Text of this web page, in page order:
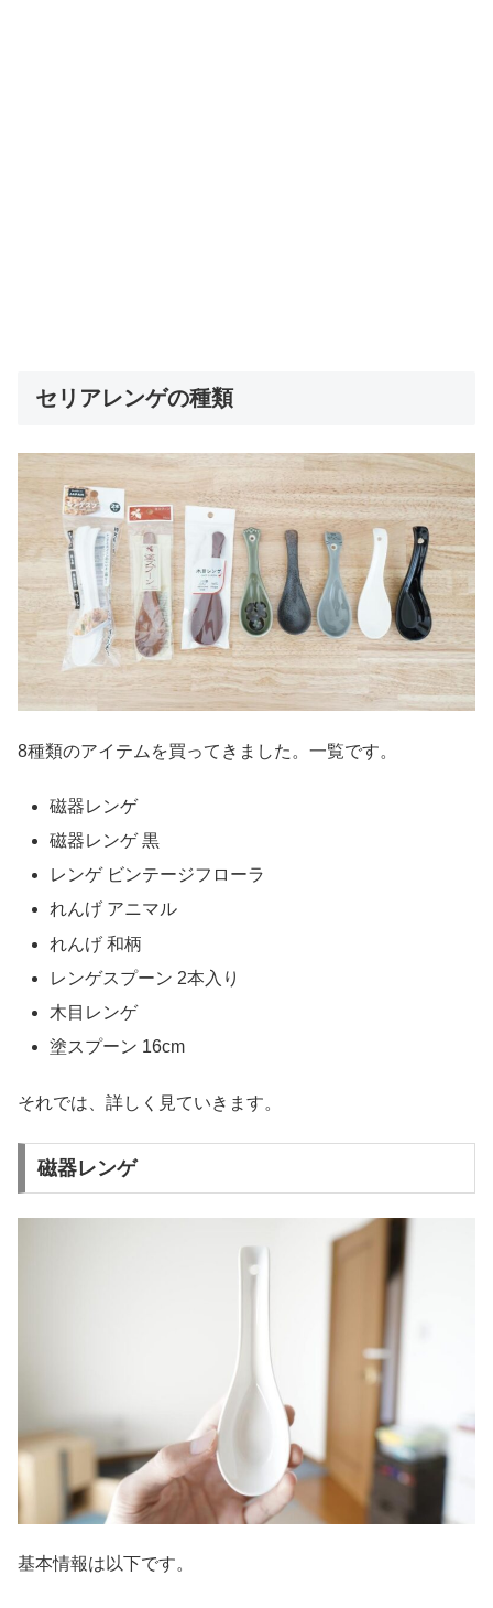
セリアレンゲの種類
8種類のアイテムを買ってきました。一覧です。
磁器レンゲ
磁器レンゲ 黒
レンゲ ビンテージフローラ
れんげ アニマル
れんげ 和柄
レンゲスプーン 2本入り
木目レンゲ
塗スプーン 16cm
それでは、詳しく見ていきます。
磁器レンゲ
基本情報は以下です。